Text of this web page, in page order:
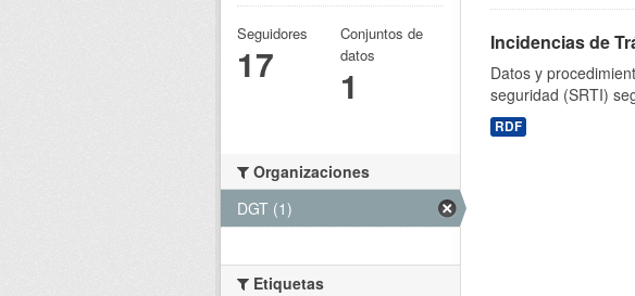
Incidencias de
Datos y
seguridad (SRTI)
RDF
Seguidores
17
Conjuntos de
datos
1
Organizaciones
DGT (1)
Etiquetas